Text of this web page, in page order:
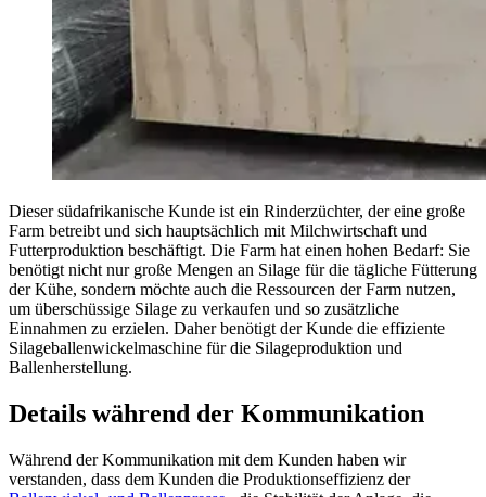
Dieser südafrikanische Kunde ist ein Rinderzüchter, der eine große
Farm betreibt und sich hauptsächlich mit Milchwirtschaft und
Futterproduktion beschäftigt. Die Farm hat einen hohen Bedarf: Sie
benötigt nicht nur große Mengen an Silage für die tägliche Fütterung
der Kühe, sondern möchte auch die Ressourcen der Farm nutzen,
um überschüssige Silage zu verkaufen und so zusätzliche
Einnahmen zu erzielen. Daher benötigt der Kunde die effiziente
Silageballenwickelmaschine für die Silageproduktion und
Ballenherstellung.
Details während der Kommunikation
Während der Kommunikation mit dem Kunden haben wir
verstanden, dass dem Kunden die Produktionseffizienz der